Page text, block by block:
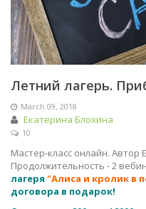
Летний лагерь.
March 09, 2018
Екатерина Блохина
10
Мастер-класс онлайн. Автор
Продолжительность - 2
лагеря "Алиса и кролик в
договора в подарок!